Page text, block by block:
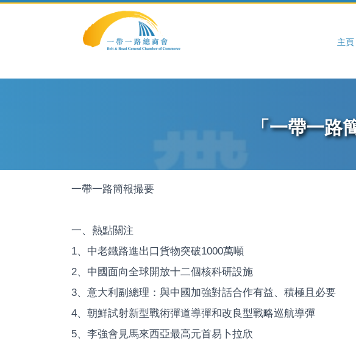
.modal-dialog .modal-content
主頁
「一帶一路
一帶一路簡報撮要
一、熱點關注
1、中老鐵路進出口貨物突破1000萬噸
2、中國面向全球開放十二個核科研設施
3、意大利副總理：與中國加強對話合作有益、積極且必要
4、朝鮮試射新型戰術彈道導彈和改良型戰略巡航導彈
5、李強會見馬來西亞最高元首易卜拉欣